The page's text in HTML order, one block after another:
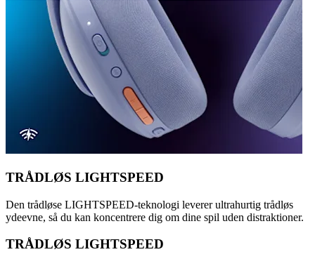
TRÅDLØS LIGHTSPEED
Den trådløse LIGHTSPEED-teknologi leverer ultrahurtig trådløs
ydeevne, så du kan koncentrere dig om dine spil uden distraktioner.
TRÅDLØS LIGHTSPEED